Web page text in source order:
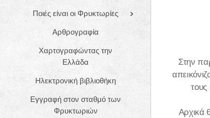
Ποιές είναι οι Φρυκτωρίες
Αρθρογραφία
Χαρτογραφώντας την
Ελλάδα
Ηλεκτρονική βιβλιοθήκη
Εγγραφή στον σταθμό των
Φρυκτωριών
Στην
Αρχικά